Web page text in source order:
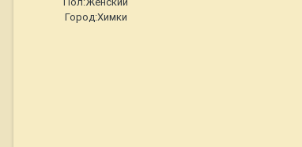
Город:Химки